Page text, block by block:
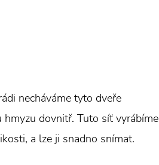
necháváme tyto dveře
hmyzu dovnitř. Tuto síť vyrábíme
a lze ji snadno snímat.